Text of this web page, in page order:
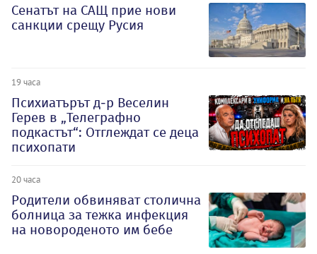
Сенатът на САЩ прие нови
санкции срещу Русия
19 часа
Психиатърът д-р Веселин
Герев в „Телеграфно
подкастът“: Отглеждат се деца
психопати
20 часа
Родители обвиняват столична
болница за тежка инфекция
на новороденото им бебе